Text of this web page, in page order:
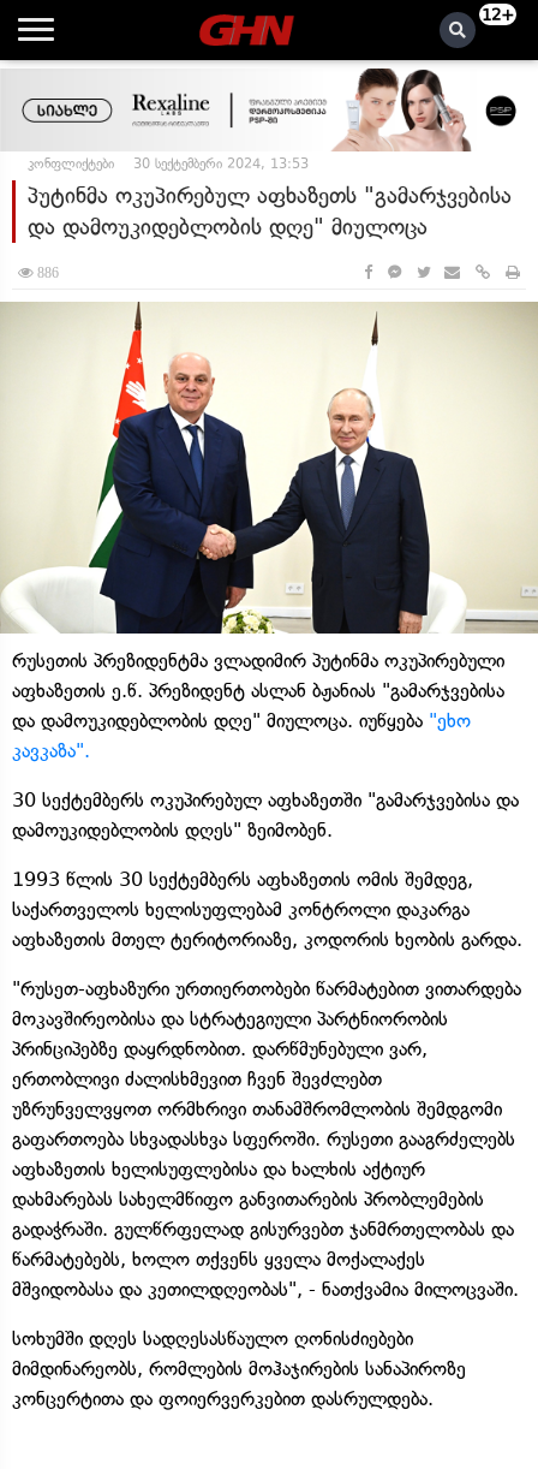
12+
კონფლიქტები 30 სექტემბერი 2024, 13:53
პუტინმა ოკუპირებულ აფხაზეთს "გამარჯვებისა
და დამოუკიდებლობის დღე" მიულოცა
886
რუსეთის პრეზიდენტმა ვლადიმირ პუტინმა ოკუპირებული
აფხაზეთის ე.წ. პრეზიდენტ ასლან ბჟანიას "გამარჯვებისა
და დამოუკიდებლობის დღე" მიულოცა. იუწყება "ეხო
კავკაზა".
30 სექტემბერს ოკუპირებულ აფხაზეთში "გამარჯვებისა და
დამოუკიდებლობის დღეს" ზეიმობენ.
1993 წლის 30 სექტემბერს აფხაზეთის ომის შემდეგ,
საქართველოს ხელისუფლებამ კონტროლი დაკარგა
აფხაზეთის მთელ ტერიტორიაზე, კოდორის ხეობის გარდა.
"რუსეთ-აფხაზური ურთიერთობები წარმატებით ვითარდება
მოკავშირეობისა და სტრატეგიული პარტნიორობის
პრინციპებზე დაყრდნობით. დარწმუნებული ვარ,
ერთობლივი ძალისხმევით ჩვენ შევძლებთ
უზრუნველვყოთ ორმხრივი თანამშრომლობის შემდგომი
გაფართოება სხვადასხვა სფეროში. რუსეთი გააგრძელებს
აფხაზეთის ხელისუფლებისა და ხალხის აქტიურ
დახმარებას სახელმწიფო განვითარების პრობლემების
გადაჭრაში. გულწრფელად გისურვებთ ჯანმრთელობას და
წარმატებებს, ხოლო თქვენს ყველა მოქალაქეს
მშვიდობასა და კეთილდღეობას", - ნათქვამია მილოცვაში.
სოხუმში დღეს სადღესასწაულო ღონისძიებები
მიმდინარეობს, რომლების მოჰაჯირების სანაპიროზე
კონცერტითა და ფოიერვერკებით დასრულდება.